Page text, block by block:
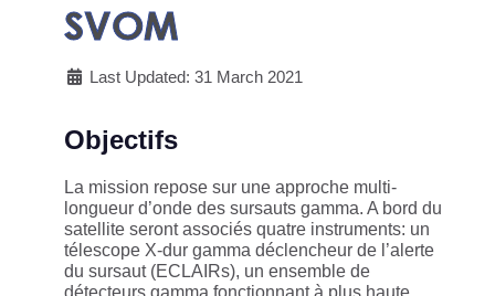
SVOM
Last Updated: 31 March 2021
Objectifs
La mission repose sur une approche multi-
longueur d’onde des sursauts gamma. A bord du
satellite seront associés quatre instruments: un
télescope X-dur gamma déclencheur de l’alerte
du sursaut (ECLAIRs), un ensemble de
détecteurs gamma fonctionnant à plus haute